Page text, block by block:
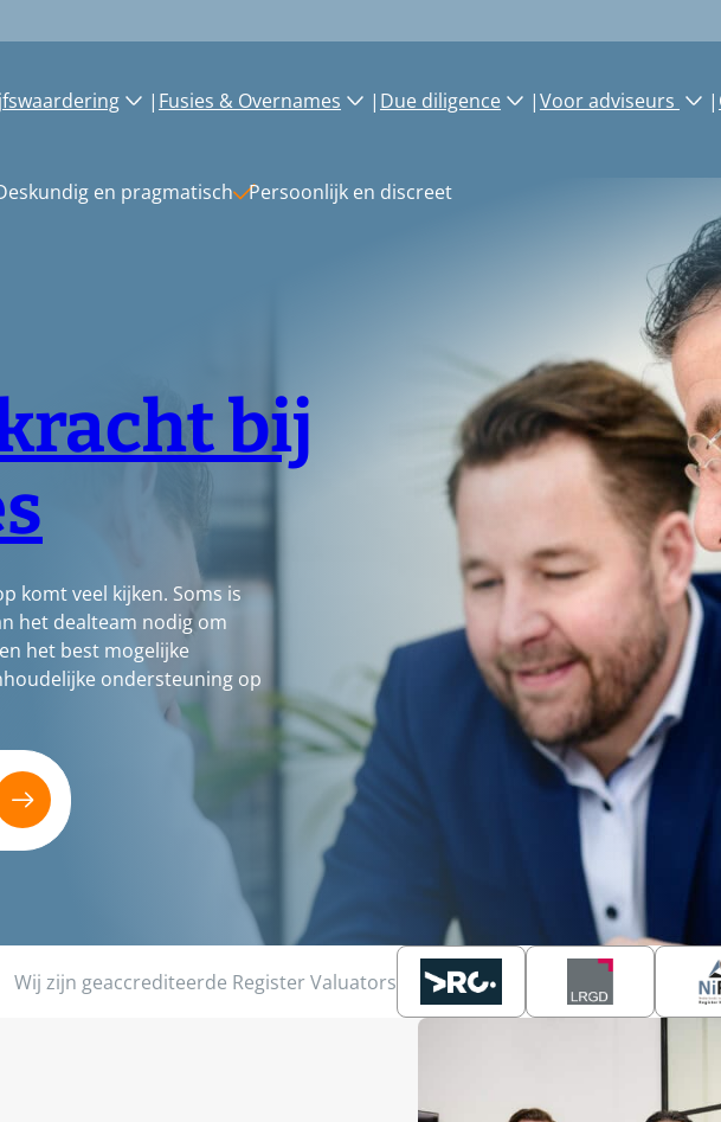
| Fusies & Overnames | Due diligence |Voor adviseurs |
en pragmatisch Persoonlijk en discreet
bij
komt veel kijken. Soms is
het dealteam nodig om
het best mogelijke
ondersteuning op
Wij zijn geaccrediteerde Register Valuators